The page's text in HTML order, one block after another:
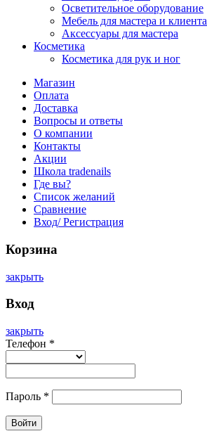
Осветительное оборудование
Мебель для мастера и клиента
Аксессуары для мастера
Косметика
Косметика для рук и ног
Магазин
Оплата
Доставка
Вопросы и ответы
О компании
Контакты
Акции
Школа tradenails
Где вы?
Список желаний
Сравнение
Вход/ Регистрация
Корзина
закрыть
Вход
закрыть
Телефон *
Пароль *
Войти